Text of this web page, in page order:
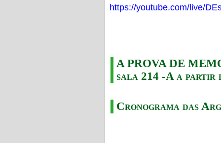
https://youtube.com/live/
A PROVA DE
sala 214 -A a partir
Cronograma das